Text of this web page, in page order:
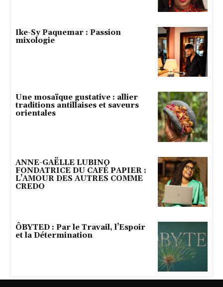
Ike-Sy Paquemar : Passion
mixologie
Une mosaïque gustative : allier
traditions antillaises et saveurs
orientales
ANNE-GAËLLE LUBINO
FONDATRICE DU CAFÉ PAPIER :
L’AMOUR DES AUTRES COMME
CREDO
ÔBYTED : Par le Travail, l’Espoir
et la Détermination